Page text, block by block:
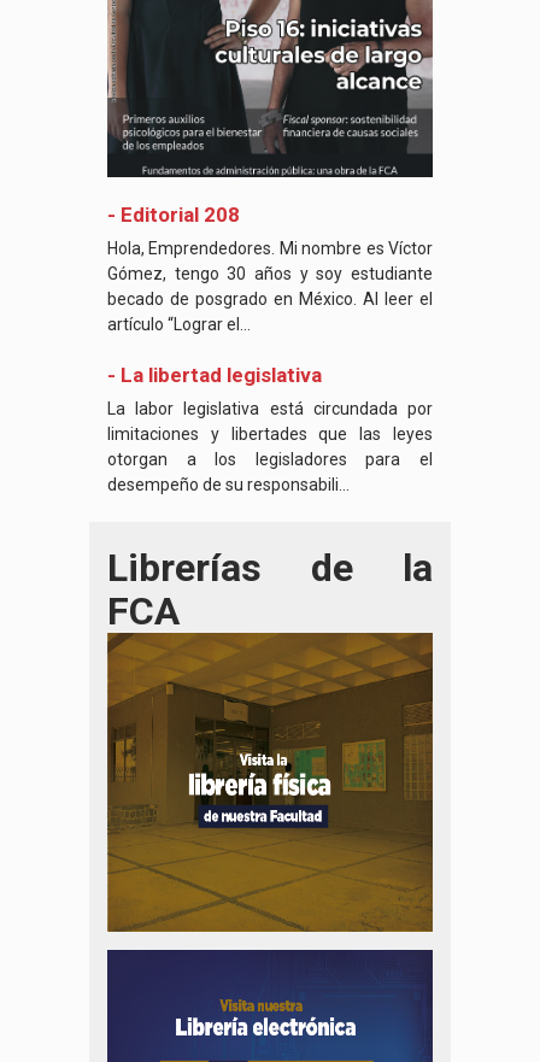
- Editorial 208
Hola, Emprendedores. Mi nombre es Víctor
Gómez, tengo 30 años y soy estudiante
becado de posgrado en México. Al leer el
artículo “Lograr el...
- La libertad legislativa
La labor legislativa está circundada por
limitaciones y libertades que las leyes
otorgan a los legisladores para el
desempeño de su responsabili...
Librerías de la
FCA